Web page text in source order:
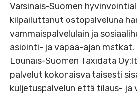
Varsinais-Suomen
kilpailuttanut ostopalveluna
vammaispalvelulain ja
asiointi- ja vapaa-ajan matkat.
Lounais-Suomen Taxidata
palvelut kokonaisvaltaisesti
kuljetuspalvelun että tilaus- ja